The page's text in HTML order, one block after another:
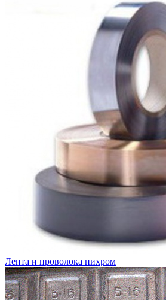
Лента и проволока нихром